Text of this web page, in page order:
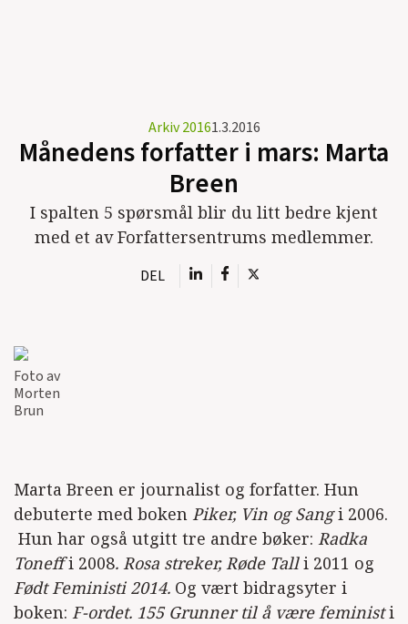
Arkiv 20161.3.2016
Månedens forfatter i mars: Marta
Breen
I spalten 5 spørsmål blir du litt bedre kjent
med et av Forfattersentrums medlemmer.
DEL
Foto av
Morten
Brun
Marta Breen er journalist og forfatter. Hun
debuterte med boken Piker, Vin og Sangi 2006.
Hun har også utgitt tre andre bøker: Radka
Toneffi 2008. Rosa streker, Røde Talli 2011 og
Født Feministi 2014. Og vært bidragsyter i
boken: F-ordet. 155 Grunner til å være feministi